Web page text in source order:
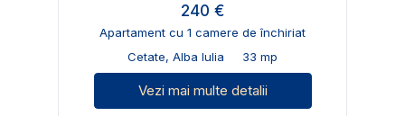
240 €
Apartament cu 1 camere de închiriat
Cetate, Alba Iulia
33 mp
Vezi mai multe detalii